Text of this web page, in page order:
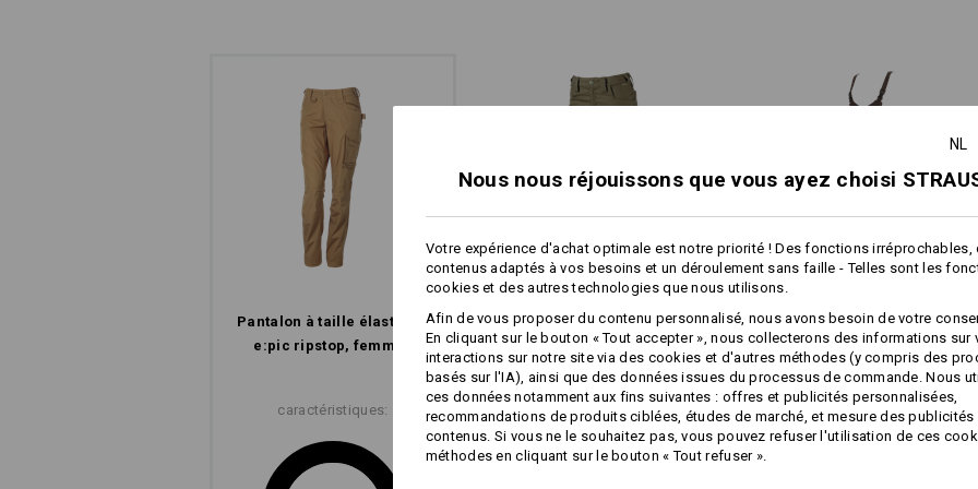
Liberté de mouvement
relaxed fit confortable
Poches pour protège-
fermées grâce à des
autoagrippante pour la
2 poches fendues, toutes
une avec un compartiment à
à fermeture éclair
2 poches arrière, toutes deux
Jambe droite : Poche pour
Jambe gauche : Poche cargo
compartiment principal, un
une poche de sécurité avec
Zones fortement sollicitées
Œillet pratique pour attacher
SYSTÈME COMFORT KNEE
Un confort invisible mais sensible : cette protection pour les genoux a tout ce qu’il faut en elle !
1 /
Pantalon à taille élast. e.s.​
e:pic ripstop, femmes
caractéristiques:
Pantalon à taille élast. e.s.​
concrete light,​femmes
Salopette pour femmes e.s.​
motion 2020
Caractéristiques identiques: Caractéristiques identiques:
NL
Nous nous réjouissons que vous ayez choisi
Votre expérience d'achat optimale est notre priorité ! Des fonctions irréprochables,
contenus adaptés à vos besoins et un déroulement sans faille - Telles sont les
cookies et des autres technologies que nous utilisons.
Afin de vous proposer du contenu personnalisé, nous avons besoin de votre
En cliquant sur le bouton « Tout accepter », nous collecterons des informations sur
interactions sur notre site via des cookies et d'autres méthodes (y compris des
basés sur l'IA), ainsi que des données issues du processus de commande. Nous
ces données notamment aux fins suivantes : offres et publicités personnalisées,
recommandations de produits ciblées, études de marché, et mesure des publicités
contenus. Si vous ne le souhaitez pas, vous pouvez refuser l'utilisation de ces
méthodes en cliquant sur le bouton « Tout refuser ».